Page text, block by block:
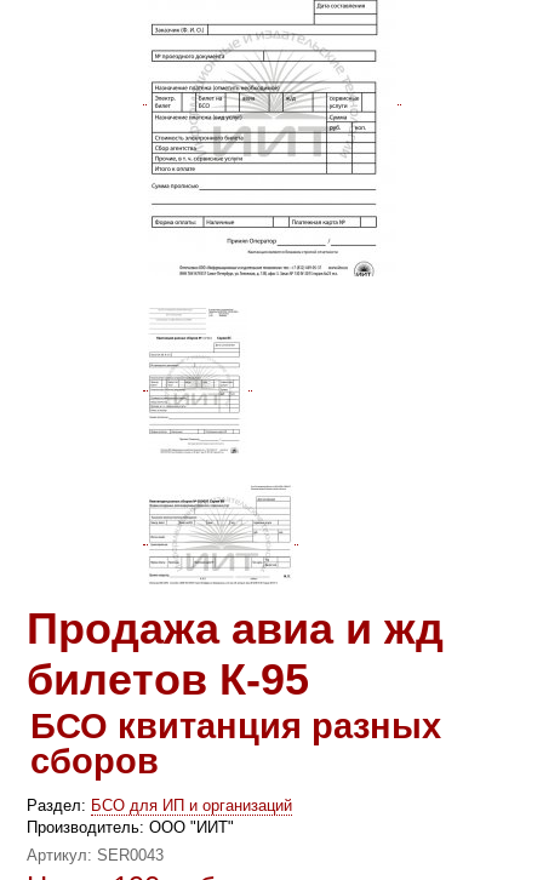
Продажа авиа и жд
билетов К-95
БСО квитанция разных
сборов
Раздел: БСО для ИП и организаций
Производитель:ООО "ИИТ"
Артикул:SER0043